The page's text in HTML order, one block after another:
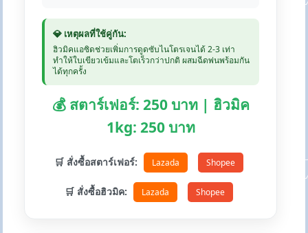
💎 เหตุผลที่ใช้คู่กัน:
ฮิวมิคแอซิดช่วยเพิ่มการดูดซับไนโตรเจนได้ 2-3 เท่า
ทำให้ใบเขียวเข้มและโตเร็วกว่าปกติ ผสมฉีดพ่นพร้อมกัน
ได้ทุกครั้ง
💰 สตาร์เฟอร์: 250 บาท | ฮิวมิค
1kg: 250 บาท
🛒 สั่งซื้อสตาร์เฟอร์: Lazada Shopee
🛒 สั่งซื้อฮิวมิค: Lazada Shopee